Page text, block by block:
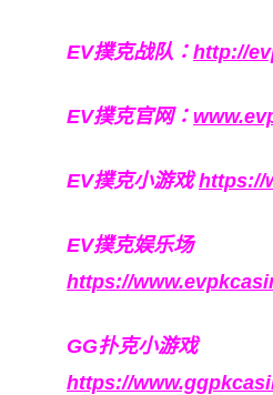
EV撲克战队： http://
EV撲克官网：
EV撲克小游戏https://
EV撲克娱乐场
https://
GG扑克小游戏
https://